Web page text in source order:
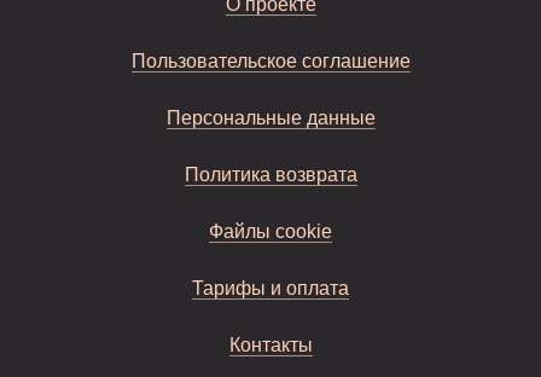
О проекте
Пользовательское соглашение
Персональные данные
Политика возврата
Файлы cookie
Тарифы и оплата
Контакты